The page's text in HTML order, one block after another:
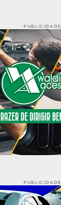
PUBLICIDADE
PUBLICIDADE